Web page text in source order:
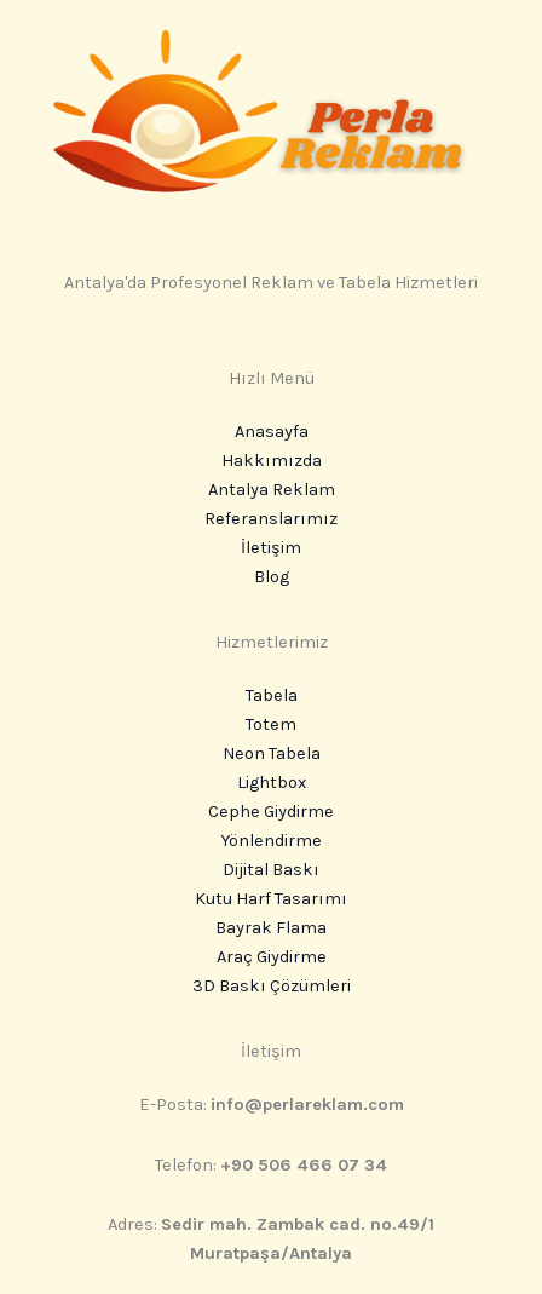
Antalya'da Profesyonel Reklam ve Tabela Hizmetleri
Hızlı Menü
Anasayfa
Hakkımızda
Antalya Reklam
Referanslarımız
İletişim
Blog
Hizmetlerimiz
Tabela
Totem
Neon Tabela
Lightbox
Cephe Giydirme
Yönlendirme
Dijital Baskı
Kutu Harf Tasarımı
Bayrak Flama
Araç Giydirme
3D Baskı Çözümleri
İletişim
E-Posta: info@perlareklam.com
Telefon: +90 506 466 07 34
Adres: Sedir mah. Zambak cad. no.49/1
Muratpaşa/Antalya